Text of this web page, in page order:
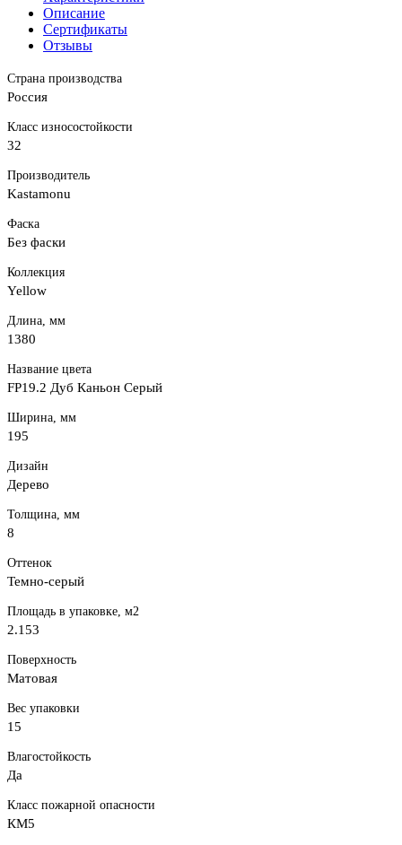
Описание
Сертификаты
Отзывы
Страна производства
Россия
Класс износостойкости
32
Производитель
Kastamonu
Фаска
Без фаски
Коллекция
Yellow
Длина, мм
1380
Название цвета
FP19.2 Дуб Каньон Серый
Ширина, мм
195
Дизайн
Дерево
Толщина, мм
8
Оттенок
Темно-серый
Площадь в упаковке, м2
2.153
Поверхность
Матовая
Вес упаковки
15
Влагостойкость
Да
Класс пожарной опасности
КМ5